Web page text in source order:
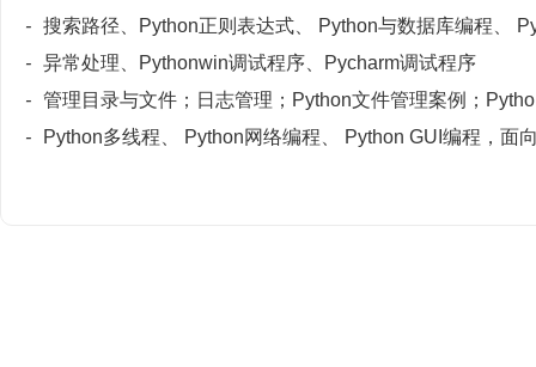
- 搜索路径、Python正则表达式、 Python与数据库编程、
- 异常处理、Pythonwin调试程序、Pycharm调试程序
- 管理目录与文件；日志管理；Python文件管理案例；
-
Python多线程、 Python网络编程、 Python GUI编程，